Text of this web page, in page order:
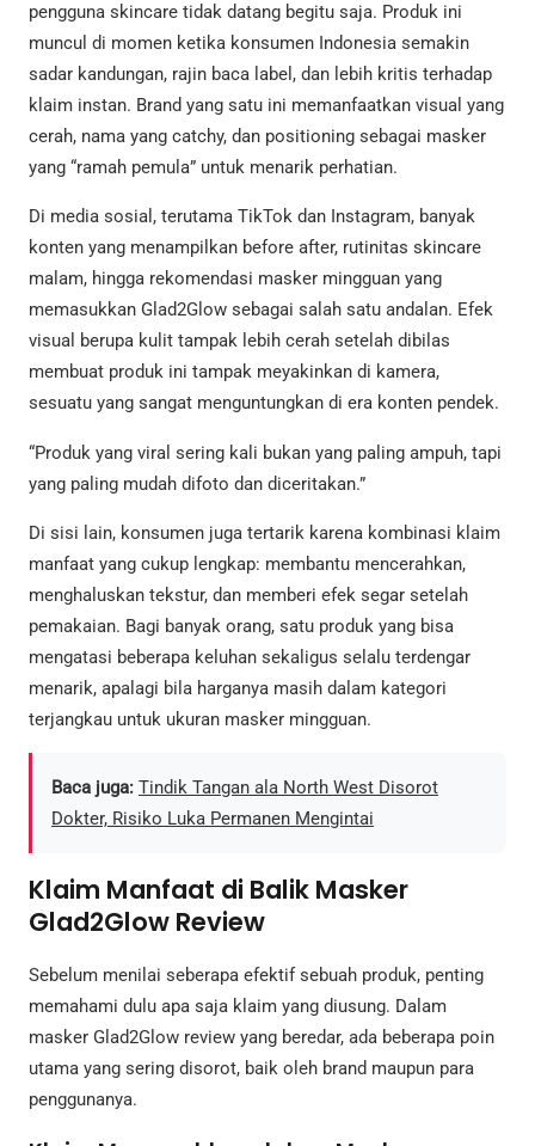
pengguna skincare tidak datang begitu saja. Produk ini
muncul di momen ketika konsumen Indonesia semakin
sadar kandungan, rajin baca label, dan lebih kritis terhadap
klaim instan. Brand yang satu ini memanfaatkan visual yang
cerah, nama yang catchy, dan positioning sebagai masker
yang “ramah pemula” untuk menarik perhatian.
Di media sosial, terutama TikTok dan Instagram, banyak
konten yang menampilkan before after, rutinitas skincare
malam, hingga rekomendasi masker mingguan yang
memasukkan Glad2Glow sebagai salah satu andalan. Efek
visual berupa kulit tampak lebih cerah setelah dibilas
membuat produk ini tampak meyakinkan di kamera,
sesuatu yang sangat menguntungkan di era konten pendek.
“Produk yang viral sering kali bukan yang paling ampuh, tapi
yang paling mudah difoto dan diceritakan.”
Di sisi lain, konsumen juga tertarik karena kombinasi klaim
manfaat yang cukup lengkap: membantu mencerahkan,
menghaluskan tekstur, dan memberi efek segar setelah
pemakaian. Bagi banyak orang, satu produk yang bisa
mengatasi beberapa keluhan sekaligus selalu terdengar
menarik, apalagi bila harganya masih dalam kategori
terjangkau untuk ukuran masker mingguan.
Baca juga: Tindik Tangan ala North West Disorot
Dokter, Risiko Luka Permanen Mengintai
Klaim Manfaat di Balik Masker
Glad2Glow Review
Sebelum menilai seberapa efektif sebuah produk, penting
memahami dulu apa saja klaim yang diusung. Dalam
masker Glad2Glow review yang beredar, ada beberapa poin
utama yang sering disorot, baik oleh brand maupun para
penggunanya.